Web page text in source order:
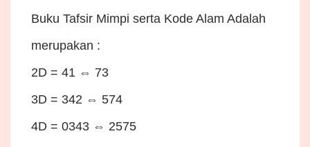
Buku Tafsir Mimpi serta Kode Alam Adalah
merupakan :
2D = 41 ⇔ 73
3D = 342 ⇔ 574
4D = 0343 ⇔ 2575